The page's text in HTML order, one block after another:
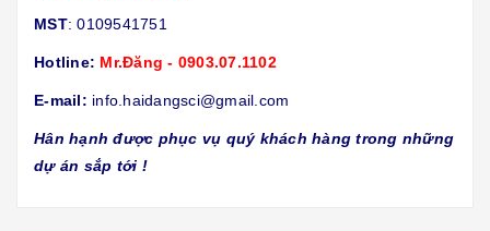
MST: 0109541751
Hotline: Mr.Đăng - 0903.07.1102
E-mail: info.haidangsci@gmail.com
Hân hạnh được phục vụ quý khách hàng trong những
dự án sắp tới !